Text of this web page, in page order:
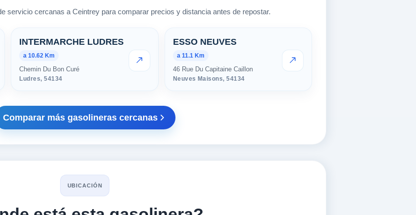
servicio cercanas a Ceintrey para comparar precios y distancia antes de repostar.
en Ceintrey
INTERMARCHE LUDRES
a 10.62 Km
Chemin Du Bon Curé
Ludres,54134
VER PRECIOS
ESSO NEUVES
a 11.1 Km
46 Rue Du Capitaine Caillon
Neuves Maisons,54134
VER PRECIOS
Comparar más gasolineras cercanas
UBICACIÓN